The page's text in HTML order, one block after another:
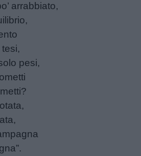
arrabbiato,
pesi,